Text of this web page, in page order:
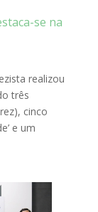
se na
realizou
três
cinco
e um